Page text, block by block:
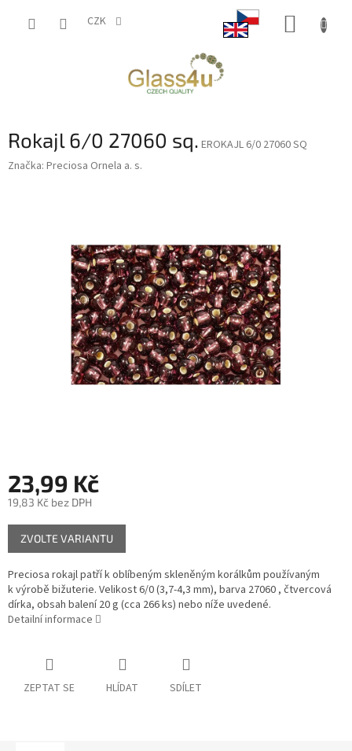
CZK
Rokajl 6/0 27060 sq. EROKAJL 6/0 27060 SQ
Značka: Preciosa Ornela a. s.
23,99 Kč
19,83 Kč bez DPH
Měrná
cena:
ZVOLTE VARIANTU
Preciosa rokajl patří k oblíbeným skleněným korálkům používaným
k výrobě bižuterie. Velikost 6/0 (3,7-4,3 mm), barva 27060 , čtvercová
dírka, obsah balení 20 g (cca 266 ks) nebo níže uvedené.
Detailní informace
ZEPTAT SE HLÍDAT SDÍLET